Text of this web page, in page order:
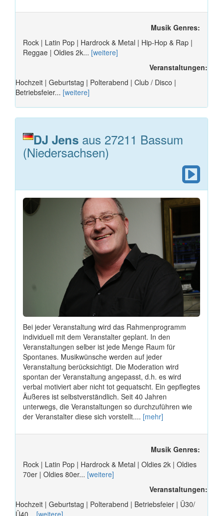
Musik Genres:
Rock | Latin Pop | Hardrock & Metal | Hip-Hop & Rap |
Reggae | Oldies 2k... [weitere]
Veranstaltungen:
Hochzeit | Geburtstag | Polterabend | Club / Disco |
Betriebsfeier... [weitere]
DJ Jens aus 27211 Bassum
(Niedersachsen)
Bei jeder Veranstaltung wird das Rahmenprogramm
individuell mit dem Veranstalter geplant. In den
Veranstaltungen selber ist jede Menge Raum für
Spontanes. Musikwünsche werden auf jeder
Veranstaltung berücksichtigt. Die Moderation wird
spontan der Veranstaltung angepasst, d.h. es wird
verbal motiviert aber nicht tot gequatscht. Ein gepflegtes
Äußeres ist selbstverständlich. Seit 40 Jahren
unterwegs, die Veranstaltungen so durchzuführen wie
der Veranstalter diese sich vorstellt.... [mehr]
Musik Genres:
Rock | Latin Pop | Hardrock & Metal | Oldies 2k | Oldies
70er | Oldies 80er... [weitere]
Veranstaltungen:
Hochzeit | Geburtstag | Polterabend | Betriebsfeier | Ü30/
Ü40... [weitere]